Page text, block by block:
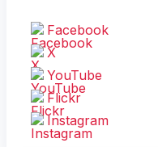
Facebook
X
YouTube
Flickr
Instagram